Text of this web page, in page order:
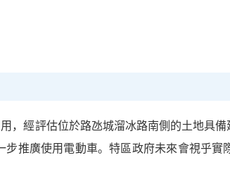
，經評估位於路氹城溜冰路南側的土地具備
步推廣使用電動車。特區政府未來會視乎